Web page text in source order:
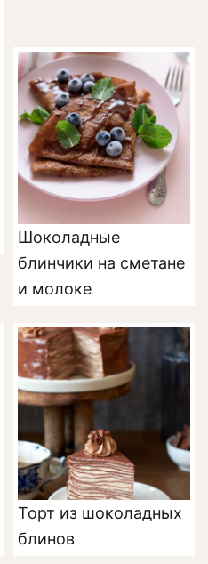
Шоколадные
блинчики на сметане
и молоке
Торт из шоколадных
блинов